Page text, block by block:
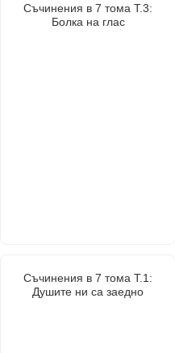
Съчинения в 7 тома Т.3:
Болка на глас
Съчинения в 7 тома Т.1:
Душите ни са заедно